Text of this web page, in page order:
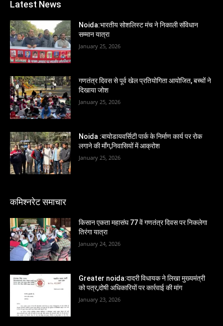
Latest News
Noida:भारतीय सोशलिस्ट मंच ने निकाली संविधान
सम्मान यात्रा
January 25, 2026
गणतंत्र दिवस से पूर्व खेल प्रतियोगिता आयोजित, बच्चों ने
दिखाया जोश
January 25, 2026
Noida :बायोडायवर्सिटी पार्क के निर्माण कार्य पर रोक
लगाने की माँग,निवासियों में आक्रोश
January 25, 2026
कमिश्नरेट समाचार
किसान एकता महासंघ 77 वें गणतंत्र दिवस पर निकलेगा
तिरंगा यात्रा
January 24, 2026
Greater noida:दादरी विधायक ने लिखा मुख्यमंत्री
को पत्र,दोषी अधिकारियों पर कार्रवाई की मांग
January 23, 2026